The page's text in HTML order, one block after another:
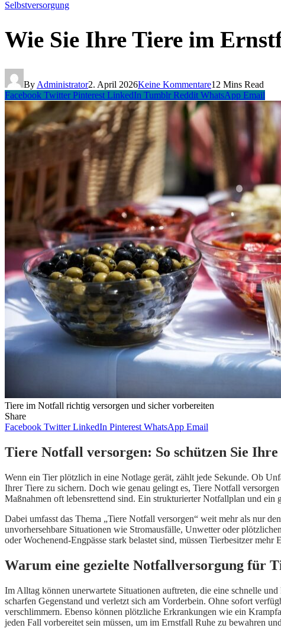
Selbstversorgung
Wie Sie Ihre Tiere im
By Administrator2. April 2026Keine Kommentare12 Mins Read
Facebook Twitter Pinterest LinkedIn Tumblr Reddit WhatsApp Email
Tiere im Notfall richtig versorgen und sicher vorbereiten
Share
Facebook Twitter LinkedIn Pinterest WhatsApp Email
Tiere Notfall versorgen: So schützen Sie
Wenn ein Tier plötzlich in eine Notlage gerät, zählt jede Sekunde. Ob
Ihrer Tiere zu sichern. Doch wie genau gelingt es, Tiere Notfall
Maßnahmen oft lebensrettend sind. Ein strukturierter Notfallplan und ein
Dabei umfasst das Thema „Tiere Notfall versorgen“ weit mehr als nur
unvorhersehbare Situationen wie Stromausfälle, Unwetter oder
oder Wochenend-Engpässe stark belastet sind, müssen Tierbesitzer
Warum eine gezielte Notfallversorgung für
Im Alltag können unerwartete Situationen auftreten, die eine schnelle
scharfen Gegenstand und verletzt sich am Vorderbein. Ohne sofort
verschlimmern. Ebenso können plötzliche Erkrankungen wie ein
jeden Fall vorbereitet sein müssen, um im Ernstfall Ruhe zu bewahren